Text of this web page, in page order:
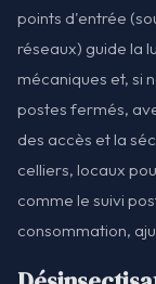
points d'entrée
réseaux) guide la
mécaniques et, si
postes fermés,
des accès et la
celliers, locaux
comme le suivi
consommation,